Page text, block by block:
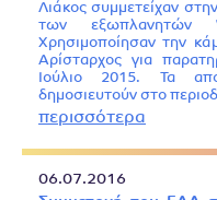
Λιάκος συμμετείχαν
των εξωπλανητών
Χρησιμοποίησαν την
Αρίσταρχος για
Ιούλιο 2015. Τα
δημοσιευτούν στο
περισσότερα
06.07.2016